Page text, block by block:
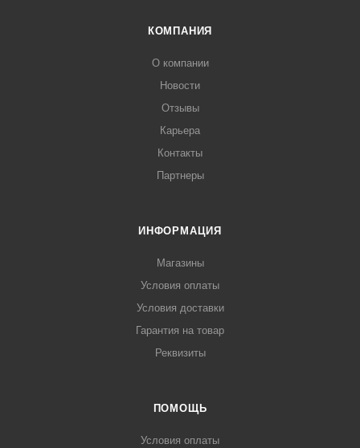
КОМПАНИЯ
О компании
Новости
Отзывы
Карьера
Контакты
Партнеры
ИНФОРМАЦИЯ
Магазины
Условия оплаты
Условия доставки
Гарантия на товар
Реквизиты
ПОМОЩЬ
Условия оплаты